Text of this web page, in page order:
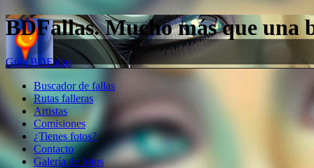
BDFallas. Mucho más que una
Guía BDFallas
Buscador de fallas
Rutas falleras
Artistas
Comisiones
¿Tienes fotos?
Contacto
Galería de fotos